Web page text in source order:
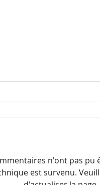
n'ont pas pu
est survenu.